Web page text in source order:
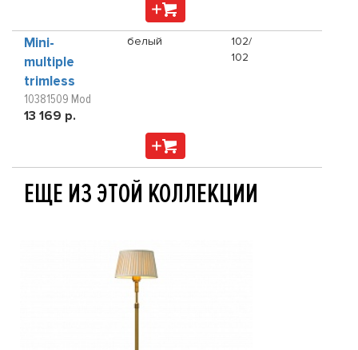
Mini-
multiple
trimless
10381509 Mod
13 169 р.
белый
102/
102
ЕЩЕ ИЗ ЭТОЙ КОЛЛЕКЦИИ